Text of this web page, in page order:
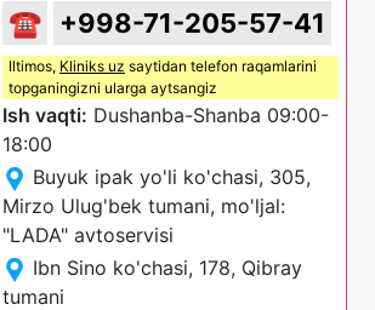
☎ +998-71-205-57-41
Iltimos, Kliniks uz saytidan telefon raqamlarini
topganingizni ularga aytsangiz
Ish vaqti: Dushanba-Shanba 09:00-
18:00
Buyuk ipak yo'li ko'chasi, 305,
Mirzo Ulug'bek tumani, mo'ljal:
"LADA" avtoservisi
Ibn Sino ko'chasi, 178, Qibray
tumani